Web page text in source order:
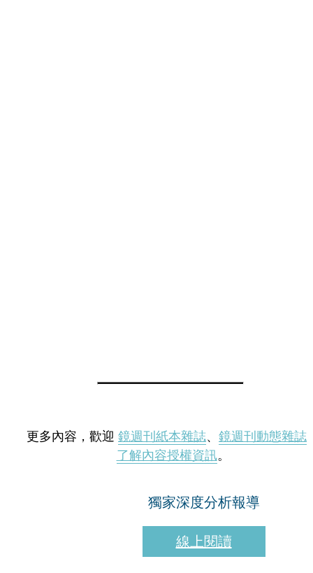
更多內容，歡迎 鏡週刊紙本雜誌、 鏡週刊動態雜誌
了解內容授權資訊。
獨家深度分析報導
線上閱讀